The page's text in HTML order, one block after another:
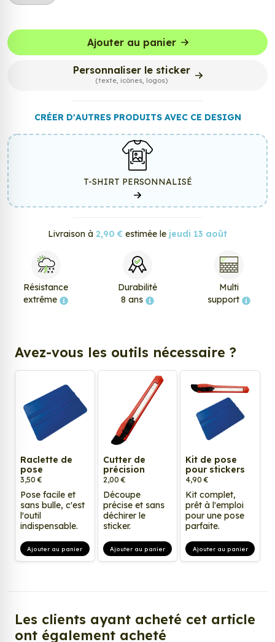
Ajouter au panier
Personnaliser le sticker
(texte, icônes, logos)
CRÉER D'AUTRES PRODUITS AVEC CE DESIGN
T-SHIRT PERSONNALISÉ
Livraison à 2,90 € estimée le jeudi 13 août
Résistance
extrême
Durabilité
8 ans
Multi
support
Avez-vous les outils nécessaire ?
Raclette de
pose
3,50 €
Pose facile et
sans bulle, c'est
l'outil
indispensable.
Ajouter au panier
Cutter de
précision
2,00 €
Découpe
précise et sans
déchirer le
sticker.
Ajouter au panier
Kit de pose
pour stickers
4,90 €
Kit complet,
prêt à l'emploi
pour une pose
parfaite.
Ajouter au panier
Les clients ayant acheté cet article
ont également acheté